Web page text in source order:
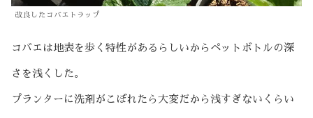
改良したコバエトラップ
コバエは地表を歩く特性があるらしいからペットボトルの深
さを浅くした。
プランターに洗剤がこぼれたら大変だから浅すぎないくらい